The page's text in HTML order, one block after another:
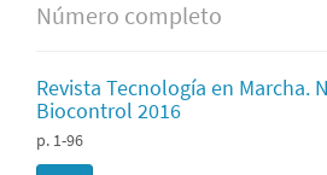
Número completo
Revista Tecnología en Marcha.
Biocontrol 2016
p. 1-96